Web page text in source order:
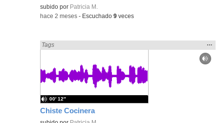
subido por Patricia M.
-hace 2 meses - Escuchado9 veces
Chiste Cocinera
Encontrado «Periódicos y revistas» en:
Tags
la
…
00′ 12″